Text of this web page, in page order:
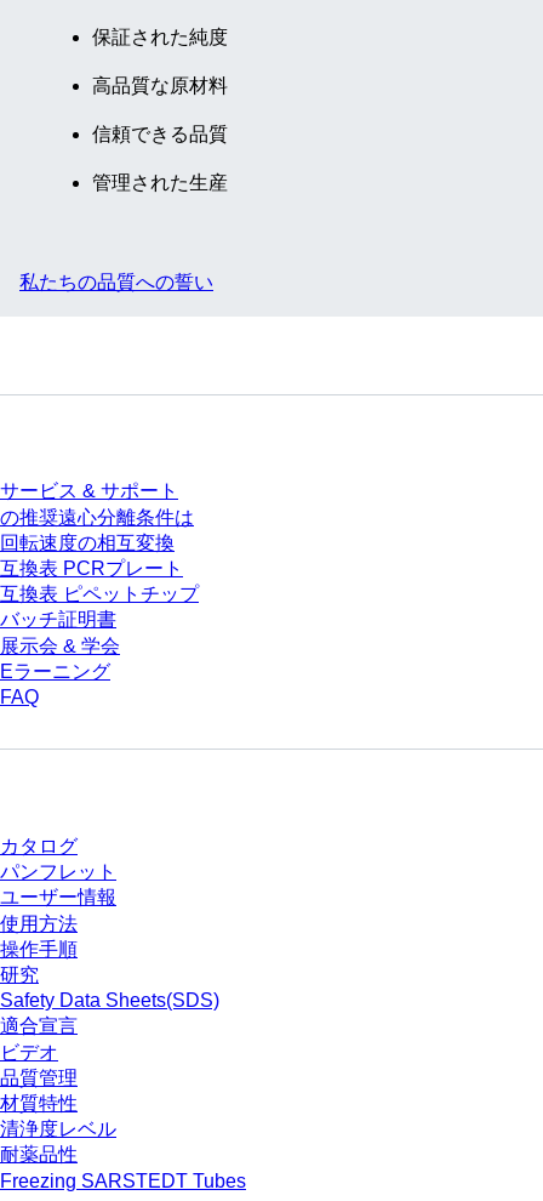
保証された純度
高品質な原材料
信頼できる品質
管理された生産
私たちの品質への誓い
サービス & サポート
の推奨遠心分離条件は
回転速度の相互変換
互換表 PCRプレート
互換表 ピペットチップ
バッチ証明書
展示会 & 学会
Eラーニング
FAQ
カタログ
パンフレット
ユーザー情報
使用方法
操作手順
研究
Safety Data Sheets(SDS)
適合宣言
ビデオ
品質管理
材質特性
清浄度レベル
耐薬品性
Freezing SARSTEDT Tubes